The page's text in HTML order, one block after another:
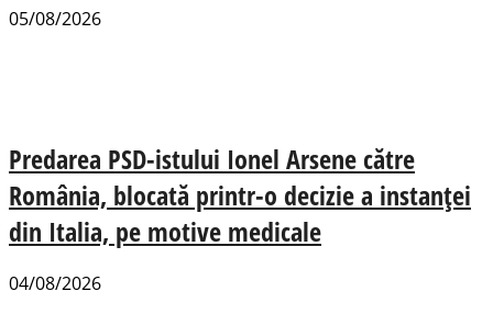
05/08/2026
Predarea PSD-istului Ionel Arsene către
România, blocată printr-o decizie a instanței
din Italia, pe motive medicale
04/08/2026